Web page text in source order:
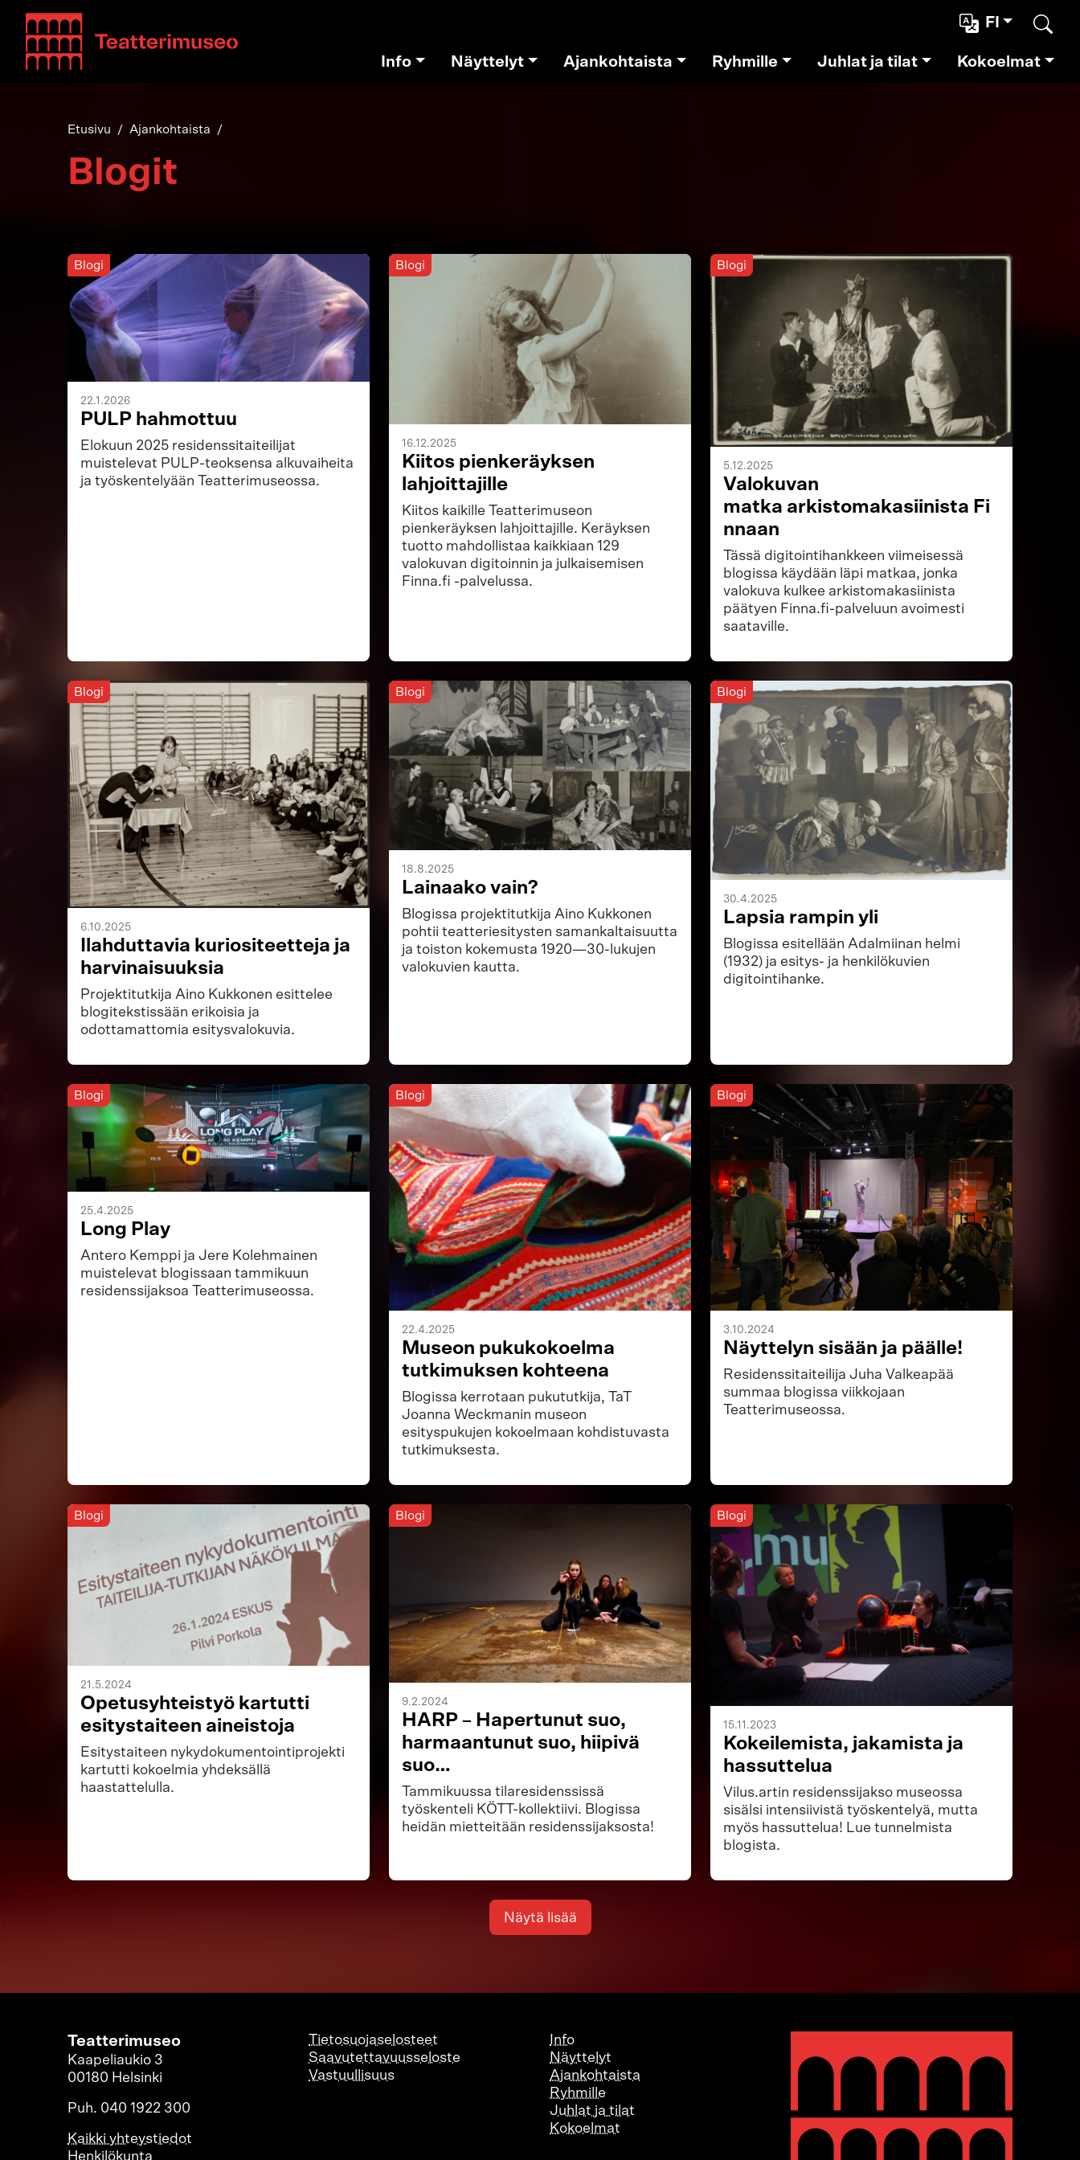
Teatterimuseo FI
Info Näyttelyt Ajankohtaista Ryhmille Juhlat ja tilat Kokoelmat
Etusivu Ajankohtaista
Blogit
Blogi
22.1.2026
PULP hahmottuu
Elokuun 2025 residenssitaiteilijat
muistelevat PULP-teoksensa alkuvaiheita
ja työskentelyään Teatterimuseossa.
Blogi
16.12.2025
Kiitos pienkeräyksen
lahjoittajille
Kiitos kaikille Teatterimuseon
pienkeräyksen lahjoittajille. Keräyksen
tuotto mahdollistaa kaikkiaan 129
valokuvan digitoinnin ja julkaisemisen
Finna.fi -palvelussa.
Blogi
5.12.2025
Valokuvan
matka arkistomakasiinista Fi
nnaan
Tässä digitointihankkeen viimeisessä
blogissa käydään läpi matkaa, jonka
valokuva kulkee arkistomakasiinista
päätyen Finna.fi-palveluun avoimesti
saataville.
Blogi
6.10.2025
Ilahduttavia kuriositeetteja ja
harvinaisuuksia
Projektitutkija Aino Kukkonen esittelee
blogitekstissään erikoisia ja
odottamattomia esitysvalokuvia.
Blogi
18.8.2025
Lainaako vain?
Blogissa projektitutkija Aino Kukkonen
pohtii teatteriesitysten samankaltaisuutta
ja toiston kokemusta 1920—30-lukujen
valokuvien kautta.
Blogi
30.4.2025
Lapsia rampin yli
Blogissa esitellään Adalmiinan helmi
(1932) ja esitys- ja henkilökuvien
digitointihanke.
Blogi
25.4.2025
Long Play
Antero Kemppi ja Jere Kolehmainen
muistelevat blogissaan tammikuun
residenssijaksoa Teatterimuseossa.
Blogi
22.4.2025
Museon pukukokoelma
tutkimuksen kohteena
Blogissa kerrotaan pukututkija, TaT
Joanna Weckmanin museon
esityspukujen kokoelmaan kohdistuvasta
tutkimuksesta.
Blogi
3.10.2024
Näyttelyn sisään ja päälle!
Residenssitaiteilija Juha Valkeapää
summaa blogissa viikkojaan
Teatterimuseossa.
Blogi
21.5.2024
Opetusyhteistyö kartutti
esitystaiteen aineistoja
Esitystaiteen nykydokumentointiprojekti
kartutti kokoelmia yhdeksällä
haastattelulla.
Blogi
9.2.2024
HARP – Hapertunut suo,
harmaantunut suo, hiipivä
suo…
Tammikuussa tilaresidenssissä
työskenteli KÖTT-kollektiivi. Blogissa
heidän mietteitään residenssijaksosta!
Blogi
15.11.2023
Kokeilemista, jakamista ja
hassuttelua
Vilus.artin residenssijakso museossa
sisälsi intensiivistä työskentelyä, mutta
myös hassuttelua! Lue tunnelmista
blogista.
Näytä lisää
Teatterimuseo
Kaapeliaukio 3
00180 Helsinki
Puh. 040 1922 300
Kaikki yhteystiedot
Tietosuojaselosteet
Saavutettavuusseloste
Vastuullisuus
Info
Näyttelyt
Ajankohtaista
Ryhmille
Juhlat ja tilat
Kokoelmat